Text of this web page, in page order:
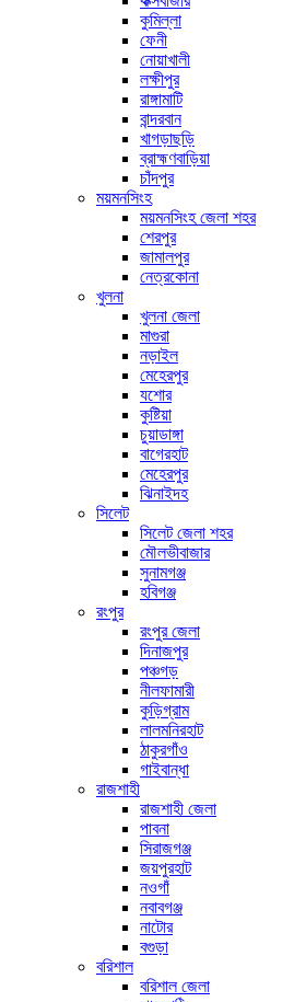
কুমিল্লা
ফেনী
নোয়াখালী
লক্ষীপুর
রাঙ্গামাটি
বান্দরবান
খাগড়াছড়ি
ব্রাহ্মণবাড়িয়া
চাঁদপুর
ময়মনসিংহ
ময়মনসিংহ জেলা শহর
শেরপুর
জামালপুর
নেত্রকোনা
খুলনা
খুলনা জেলা
মাগুরা
নড়াইল
মেহেরপুর
যশোর
কুষ্টিয়া
চুয়াডাঙ্গা
বাগেরহাট
মেহেরপুর
ঝিনাইদহ
সিলেট
সিলেট জেলা শহর
মৌলভীবাজার
সুনামগঞ্জ
হবিগঞ্জ
রংপুর
রংপুর জেলা
দিনাজপুর
পঞ্চগড়
নীলফামারী
কুড়িগ্রাম
লালমনিরহাট
ঠাকুরগাঁও
গাইবান্ধা
রাজশাহী
রাজশাহী জেলা
পাবনা
সিরাজগঞ্জ
জয়পুরহাট
নওগাঁ
নবাবগঞ্জ
নাটোর
বগুড়া
বরিশাল
বরিশাল জেলা